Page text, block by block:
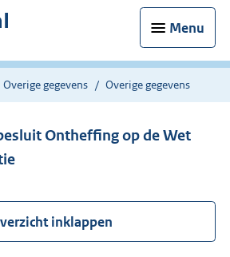
Menu
Overige gegevens Overige gegevens
Ontheffing op de Wet
inklappen